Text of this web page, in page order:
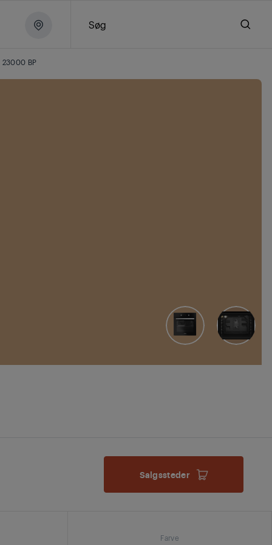
Søg
23000 BP
Salgssteder
Farve